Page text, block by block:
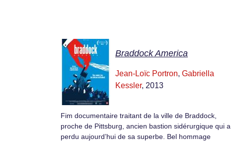
Braddock America
Jean-Loïc Portron, Gabriella
Kessler, 2013
Fim documentaire traitant de la ville de Braddock,
proche de Pittsburg, ancien bastion sidérurgique qui a
perdu aujourd’hui de sa superbe. Bel hommage